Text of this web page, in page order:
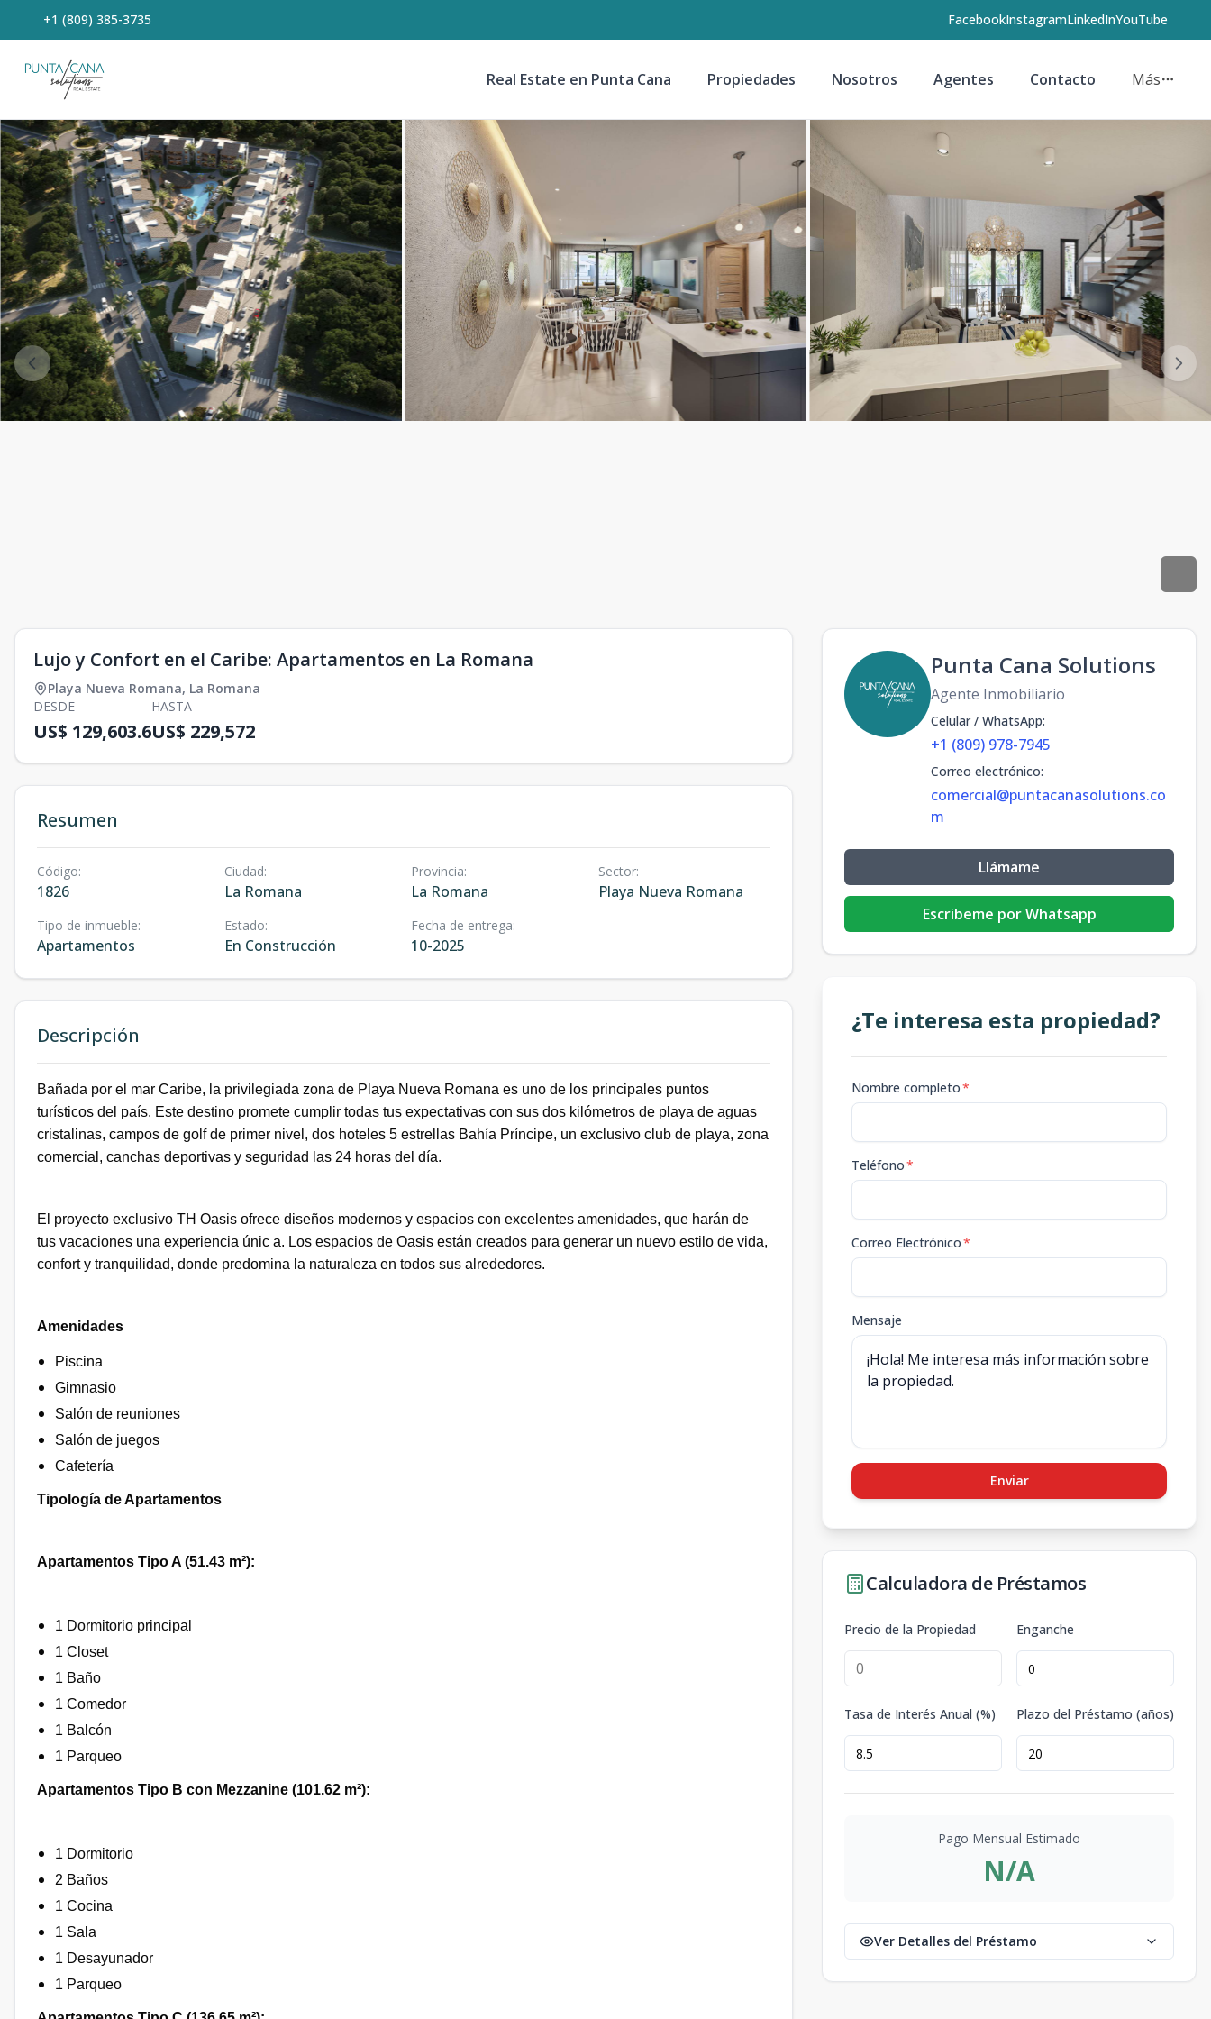
+1 (809) 385-3735 FacebookInstagramLinkedInYouTube
Real Estate en Punta Cana Propiedades Nosotros Agentes Contacto Más
Lujo y Confort en el Caribe: Apartamentos en La Romana
Playa Nueva Romana, La Romana
DESDE
US$ 129,603.6
HASTA
US$ 229,572
Resumen
Código:
1826
Ciudad:
La Romana
Provincia:
La Romana
Sector:
Playa Nueva Romana
Tipo de inmueble:
Apartamentos
Estado:
En Construcción
Fecha de entrega:
10-2025
Descripción
Bañada por el mar Caribe, la privilegiada zona de Playa Nueva Romana es uno de los principales puntos
turísticos del país. Este destino promete cumplir todas tus expectativas con sus dos kilómetros de playa de aguas
cristalinas, campos de golf de primer nivel, dos hoteles 5 estrellas Bahía Príncipe, un exclusivo club de playa, zona
comercial, canchas deportivas y seguridad las 24 horas del día.
El proyecto exclusivo TH Oasis ofrece diseños modernos y espacios con excelentes amenidades, que harán de
tus vacaciones una experiencia únic a. Los espacios de Oasis están creados para generar un nuevo estilo de vida,
confort y tranquilidad, donde predomina la naturaleza en todos sus alrededores.
Amenidades
Piscina
Gimnasio
Salón de reuniones
Salón de juegos
Cafetería
Tipología de Apartamentos
Apartamentos Tipo A (51.43 m²):
1 Dormitorio principal
1 Closet
1 Baño
1 Comedor
1 Balcón
1 Parqueo
Apartamentos Tipo B con Mezzanine (101.62 m²):
1 Dormitorio
2 Baños
1 Cocina
1 Sala
1 Desayunador
1 Parqueo
Punta Cana Solutions
Agente Inmobiliario
Celular / WhatsApp:
+1 (809) 978-7945
Correo electrónico:
comercial@puntacanasolutions.co
m
Llámame
Escribeme por Whatsapp
¿Te interesa esta propiedad?
Nombre completo*
Teléfono*
Correo Electrónico*
Mensaje
Enviar
Calculadora de Préstamos
Precio de la Propiedad Enganche
Tasa de Interés Anual (%) Plazo del Préstamo (años)
Pago Mensual Estimado
N/A
Ver Detalles del Préstamo